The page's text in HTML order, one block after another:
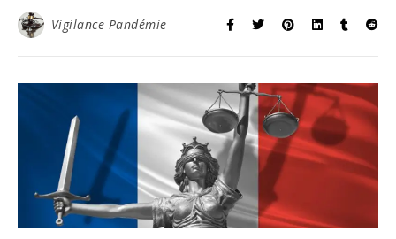
Vigilance Pandémie